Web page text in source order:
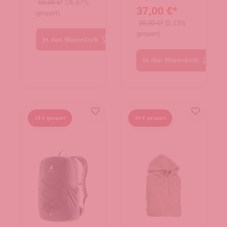
60,00 €* (26.67%
gespart)
37,00 €*
39,00 €* (5.13%
gespart)
19 € gespart 30 € gespart